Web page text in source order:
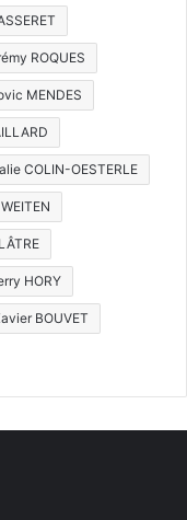
ROQUES
MENDES
COLIN-OESTERLE
HORY
BOUVET